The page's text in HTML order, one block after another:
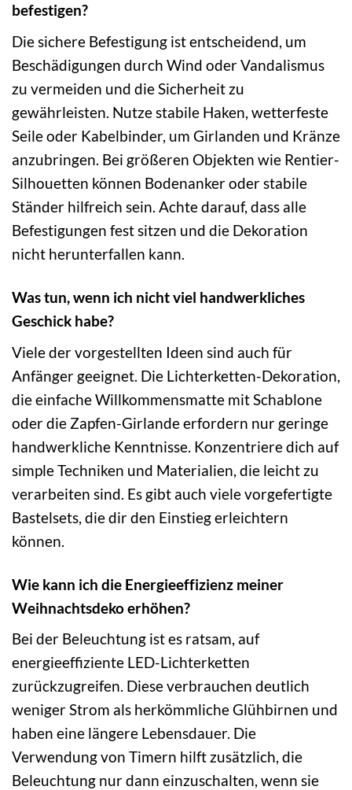
befestigen?
Die sichere Befestigung ist entscheidend, um
Beschädigungen durch Wind oder Vandalismus
zu vermeiden und die Sicherheit zu
gewährleisten. Nutze stabile Haken, wetterfeste
Seile oder Kabelbinder, um Girlanden und Kränze
anzubringen. Bei größeren Objekten wie Rentier-
Silhouetten können Bodenanker oder stabile
Ständer hilfreich sein. Achte darauf, dass alle
Befestigungen fest sitzen und die Dekoration
nicht herunterfallen kann.
Was tun, wenn ich nicht viel handwerkliches
Geschick habe?
Viele der vorgestellten Ideen sind auch für
Anfänger geeignet. Die Lichterketten-Dekoration,
die einfache Willkommensmatte mit Schablone
oder die Zapfen-Girlande erfordern nur geringe
handwerkliche Kenntnisse. Konzentriere dich auf
simple Techniken und Materialien, die leicht zu
verarbeiten sind. Es gibt auch viele vorgefertigte
Bastelsets, die dir den Einstieg erleichtern
können.
Wie kann ich die Energieeffizienz meiner
Weihnachtsdeko erhöhen?
Bei der Beleuchtung ist es ratsam, auf
energieeffiziente LED-Lichterketten
zurückzugreifen. Diese verbrauchen deutlich
weniger Strom als herkömmliche Glühbirnen und
haben eine längere Lebensdauer. Die
Verwendung von Timern hilft zusätzlich, die
Beleuchtung nur dann einzuschalten, wenn sie